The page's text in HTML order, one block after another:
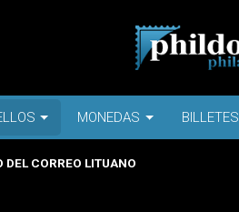
MONEDAS BILLETES
CORREO LITUANO